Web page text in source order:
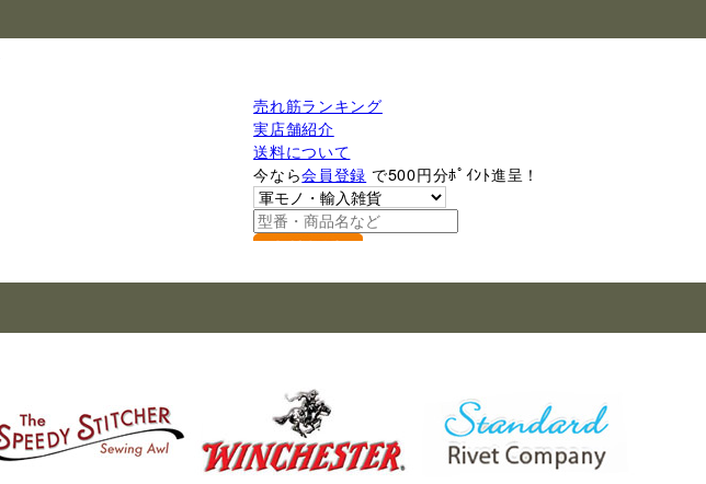
売れ筋ランキング
実店舗紹介
送料について
今なら会員登録 で500円分ﾎﾟｲﾝﾄ進呈！